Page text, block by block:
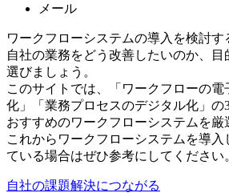
メール
ワークフローシステムの導入を検討
自社の業務をどう改善したいのか、
選びましょう。
このサイトでは、「ワークフローの
化」「業務プロセスのデジタル化」の
おすすめのワークフローシステムを厳
これから ワークフローシステムを導
ている場合はぜひ参考にしてください
自社の課題解決につながる